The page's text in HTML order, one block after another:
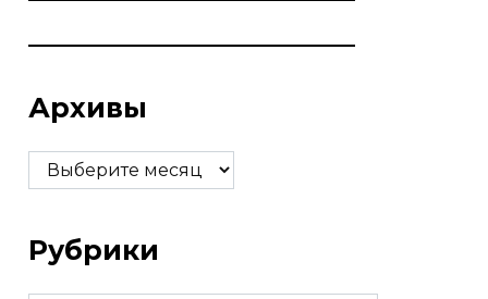
Архивы
Архивы
Рубрики